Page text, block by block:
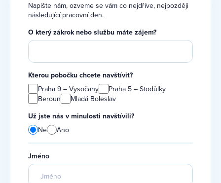
Napište nám, ozveme se vám co nejdříve, nejpozději
následující pracovní den.
O který zákrok nebo službu máte zájem?
Kterou pobočku chcete navštívit?
Praha 9 – Vysočany
Praha 5 – Stodůlky
Beroun
Mladá Boleslav
Už jste nás v minulosti navštívili?
Ne
Ano
Jméno